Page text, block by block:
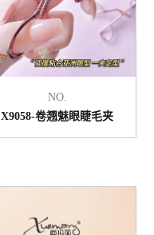
NO.
X9058-卷翘魅眼睫毛夹